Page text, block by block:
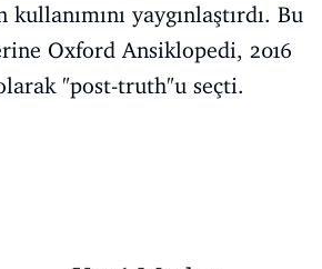
yaygınlaştırdı. Bu
Oxford Ansiklopedi, 2016
"post-truth"u seçti.